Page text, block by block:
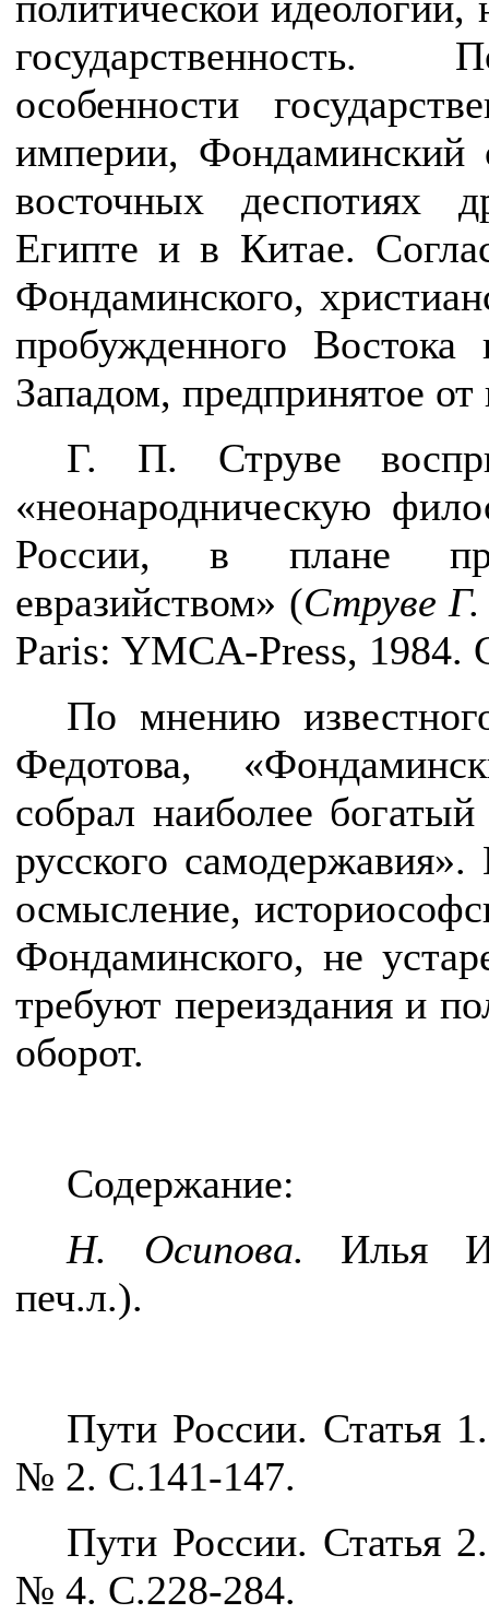
государственность.
особенности
империи, Фондаминский
восточных деспотиях
Египте и в Китае.
Фондаминского,
пробужденного
Западом, предпринятое
Г. П. Струве
«неонародническую
России, в плане
евразийством» (Струве Г.
Paris: YMCA-Press, 1984.
По мнению
Федотова,
собрал наиболее
русского
осмысление,
Фондаминского, не
требуют переиздания и
оборот.
Содержание:
Н. Осипова. Илья
печ.л.).
Пути России. Статья
№ 2. С.141-147.
Пути России. Статья
№ 4. С.228-284.